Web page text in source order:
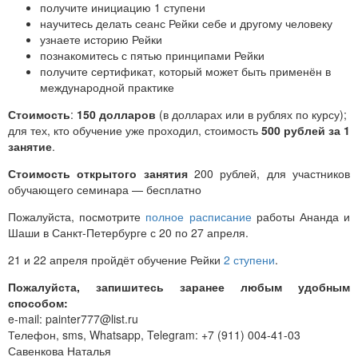
получите инициацию 1 ступени
научитесь делать сеанс Рейки себе и другому человеку
узнаете историю Рейки
познакомитесь с пятью принципами Рейки
получите сертификат, который может быть применён в
международной практике
Стоимость: 150 долларов (в долларах или в рублях по курсу);
для тех, кто обучение уже проходил, стоимость 500 рублей за 1
занятие.
Стоимость открытого занятия200 рублей, для участников
обучающего семинара — бесплатно
Пожалуйста, посмотрите полное расписание работы Ананда и
Шаши в Санкт-Петербурге с 20 по 27 апреля.
21 и 22 апреля пройдёт обучение Рейки 2 ступени.
Пожалуйста, запишитесь заранее любым удобным
способом:
e-mail: painter777@list.ru
Телефон, sms, Whatsapp, Telegram: +7 (911) 004-41-03
Савенкова Наталья